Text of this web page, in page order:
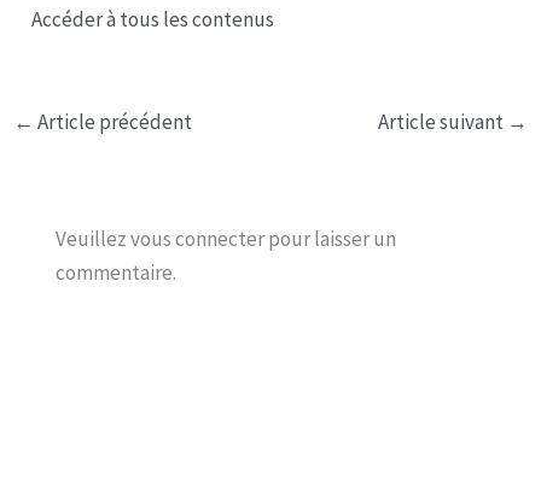
Accéder à tous les contenus
← Article précédent Article suivant →
Veuillez vous connecter pour laisser un
commentaire.